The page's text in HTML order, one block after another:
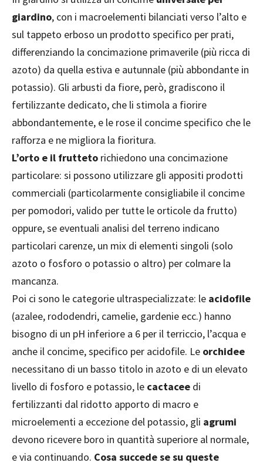
giardino, con i macroelementi bilanciati verso l’alto e
sul tappeto erboso un prodotto specifico per prati,
differenziando la concimazione primaverile (più ricca di
azoto) da quella estiva e autunnale (più abbondante in
potassio). Gli arbusti da fiore, però, gradiscono il
fertilizzante dedicato, che li stimola a fiorire
abbondantemente, e le rose il concime specifico che le
rafforza e ne migliora la fioritura.
L’orto e il frutteto richiedono una concimazione
particolare: si possono utilizzare gli appositi prodotti
commerciali (particolarmente consigliabile il concime
per pomodori, valido per tutte le orticole da frutto)
oppure, se eventuali analisi del terreno indicano
particolari carenze, un mix di elementi singoli (solo
azoto o fosforo o potassio o altro) per colmare la
mancanza.
Poi ci sono le categorie ultraspecializzate: le acidofile
(azalee, rododendri, camelie, gardenie ecc.) hanno
bisogno di un pH inferiore a 6 per il terriccio, l’acqua e
anche il concime, specifico per acidofile. Le orchidee
necessitano di un basso titolo in azoto e di un elevato
livello di fosforo e potassio, le cactacee di
fertilizzanti dal ridotto apporto di macro e
microelementi a eccezione del potassio, gli agrumi
devono ricevere boro in quantità superiore al normale,
e via continuando. Cosa succede se su queste